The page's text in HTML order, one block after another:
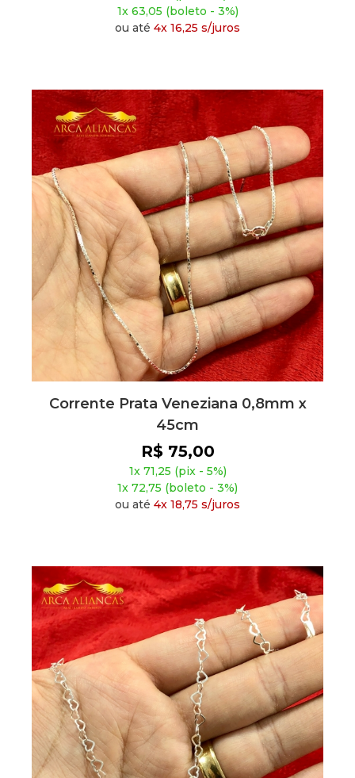
1x 63,05 (boleto - 3%)
ou até 4x 16,25 s/juros
Corrente Prata Veneziana 0,8mm x
45cm
R$ 75,00
1x 71,25 (pix - 5%)
1x 72,75 (boleto - 3%)
ou até 4x 18,75 s/juros